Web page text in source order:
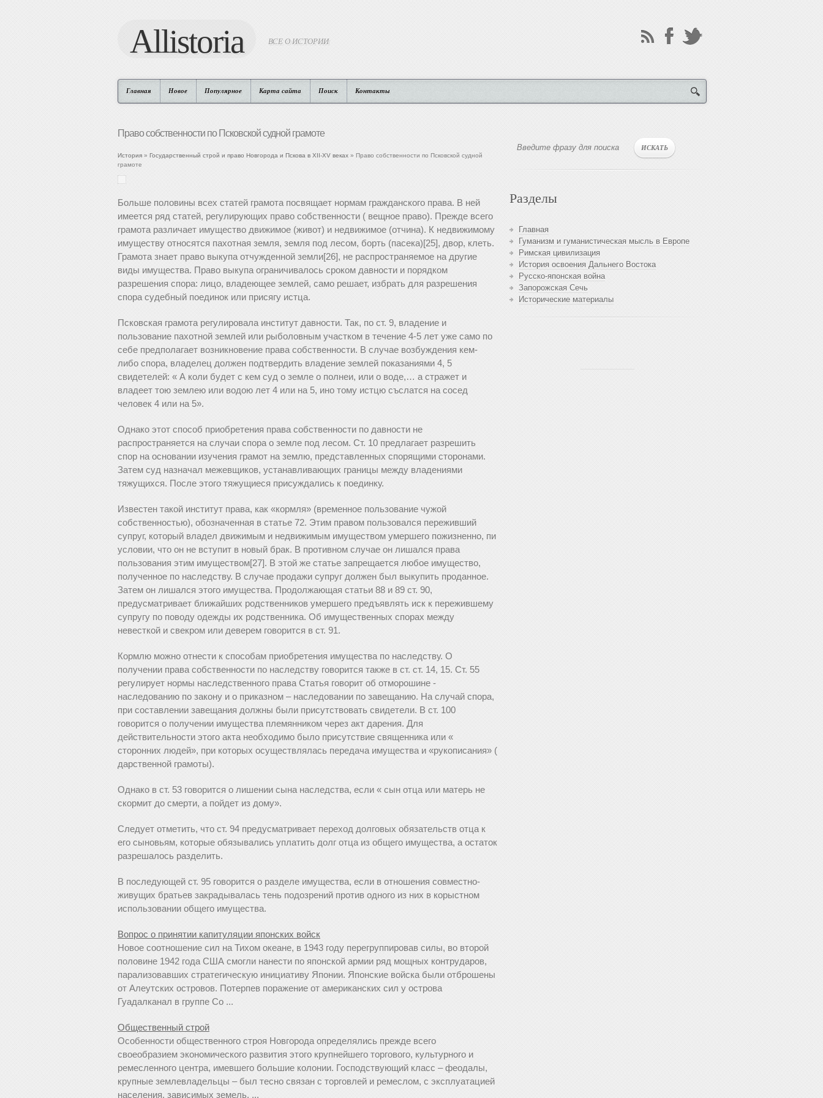
Allistoria ВСЕ О ИСТОРИИ
Главная Новое Популярное Карта сайта Поиск Контакты
Право собственности по Псковской судной грамоте
История » Государственный строй и право Новгорода и Пскова в XII-XV веках » Право собственности по Псковской судной
грамоте
Больше половины всех статей грамота посвящает нормам гражданского права. В ней
имеется ряд статей, регулирующих право собственности ( вещное право). Прежде всего
грамота различает имущество движимое (живот) и недвижимое (отчина). К недвижимому
имуществу относятся пахотная земля, земля под лесом, борть (пасека)[25], двор, клеть.
Грамота знает право выкупа отчужденной земли[26], не распространяемое на другие
виды имущества. Право выкупа ограничивалось сроком давности и порядком
разрешения спора: лицо, владеющее землей, само решает, избрать для разрешения
спора судебный поединок или присягу истца.
Псковская грамота регулировала институт давности. Так, по ст. 9, владение и
пользование пахотной землей или рыболовным участком в течение 4-5 лет уже само по
себе предполагает возникновение права собственности. В случае возбуждения кем-
либо спора, владелец должен подтвердить владение землей показаниями 4, 5
свидетелей: « А коли будет с кем суд о земле о полнеи, или о воде,… а стражет и
владеет тою землею или водою лет 4 или на 5, ино тому истцю съслатся на сосед
человек 4 или на 5».
Однако этот способ приобретения права собственности по давности не
распространяется на случаи спора о земле под лесом. Ст. 10 предлагает разрешить
спор на основании изучения грамот на землю, представленных спорящими сторонами.
Затем суд назначал межевщиков, устанавливающих границы между владениями
тяжущихся. После этого тяжущиеся присуждались к поединку.
Известен такой институт права, как «кормля» (временное пользование чужой
собственностью), обозначенная в статье 72. Этим правом пользовался переживший
супруг, который владел движимым и недвижимым имуществом умершего пожизненно, пи
условии, что он не вступит в новый брак. В противном случае он лишался права
пользования этим имуществом[27]. В этой же статье запрещается любое имущество,
полученное по наследству. В случае продажи супруг должен был выкупить проданное.
Затем он лишался этого имущества. Продолжающая статьи 88 и 89 ст. 90,
предусматривает ближайших родственников умершего предъявлять иск к пережившему
супругу по поводу одежды их родственника. Об имущественных спорах между
невесткой и свекром или деверем говорится в ст. 91.
Кормлю можно отнести к способам приобретения имущества по наследству. О
получении права собственности по наследству говорится также в ст. ст. 14, 15. Ст. 55
регулирует нормы наследственного права Статья говорит об отморошине -
наследованию по закону и о приказном – наследовании по завещанию. На случай спора,
при составлении завещания должны были присутствовать свидетели. В ст. 100
говорится о получении имущества племянником через акт дарения. Для
действительности этого акта необходимо было присутствие священника или «
сторонних людей», при которых осуществлялась передача имущества и «рукописания» (
дарственной грамоты).
Однако в ст. 53 говорится о лишении сына наследства, если « сын отца или матерь не
скормит до смерти, а пойдет из дому».
Следует отметить, что ст. 94 предусматривает переход долговых обязательств отца к
его сыновьям, которые обязывались уплатить долг отца из общего имущества, а остаток
разрешалось разделить.
В последующей ст. 95 говорится о разделе имущества, если в отношения совместно-
живущих братьев закрадывалась тень подозрений против одного из них в корыстном
использовании общего имущества.
Вопрос о принятии капитуляции японских войск
Новое соотношение сил на Тихом океане, в 1943 году перегруппировав силы, во второй
половине 1942 года США смогли нанести по японской армии ряд мощных контрударов,
парализовавших стратегическую инициативу Японии. Японские войска были отброшены
от Алеутских островов. Потерпев поражение от американских сил у острова
Гуадалканал в группе Со ...
Общественный строй
Особенности общественного строя Новгорода определялись прежде всего
своеобразием экономического развития этого крупнейшего торгового, культурного и
ремесленного центра, имевшего большие колонии. Господствующий класс – феодалы,
крупные землевладельцы – был тесно связан с торговлей и ремеслом, с эксплуатацией
населения, зависимых земель. ...
Разделы
Главная
Гуманизм и гуманистическая мысль в Европе
Римская цивилизация
История освоения Дальнего Востока
Русско-японская война
Запорожская Сечь
Исторические материалы